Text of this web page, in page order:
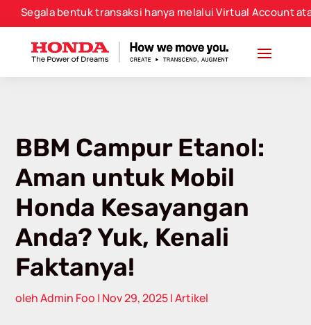
bentuk transaksi hanya melalui Virtual Account atau
BBM Campur Etanol:
Aman untuk Mobil
Honda Kesayangan
Anda? Yuk, Kenali
Faktanya!
olehAdmin Foo | Nov 29, 2025|Artikel
modal-check